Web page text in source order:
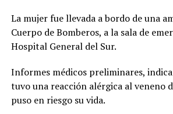
La mujer fue llevada a bordo de una
Cuerpo de Bomberos, a la sala de
Hospital General del Sur.
Informes médicos preliminares,
tuvo una reacción alérgica al veneno
puso en riesgo su vida.